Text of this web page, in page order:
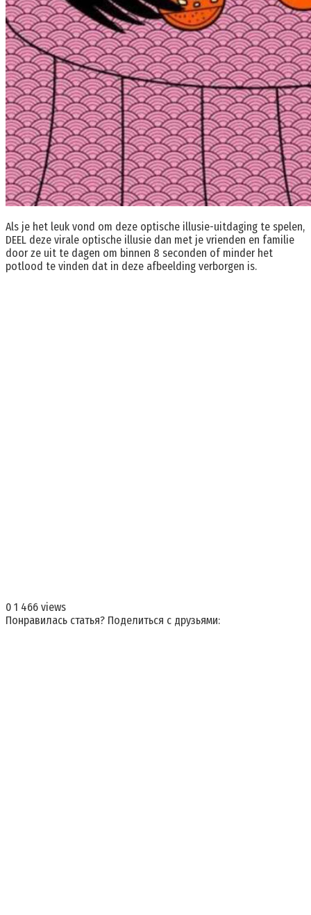
Als je het leuk vond om deze optische illusie-uitdaging te spelen,
DEEL deze virale optische illusie dan met je vrienden en familie
door ze uit te dagen om binnen 8 seconden of minder het
potlood te vinden dat in deze afbeelding verborgen is.
0 1 466 views
Понравилась статья? Поделиться с друзьями: